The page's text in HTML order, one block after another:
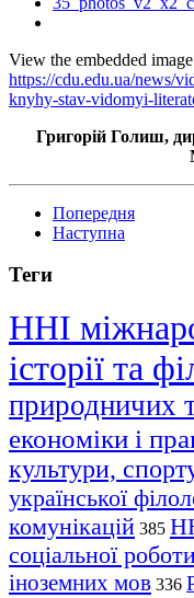
View the embedded
https://cdu.edu.ua/news/
knyhy-stav-vidomyi-
Григорій Голиш,
Попередня
Наступна
Теги
ННІ
історії та
природничих
економіки і
культури,
української
комунікацій 385
соціальної
іноземних мов 336